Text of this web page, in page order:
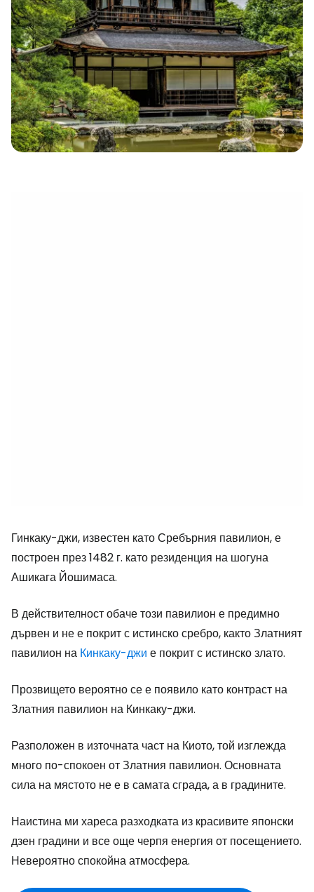
Гинкаку-джи, известен като Сребърния павилион, е
построен през 1482 г. като резиденция на шогуна
Ашикага Йошимаса.
В действителност обаче този павилион е предимно
дървен и не е покрит с истинско сребро, както Златният
павилион на Кинкаку-джи е покрит с истинско злато.
Прозвището вероятно се е появило като контраст на
Златния павилион на Кинкаку-джи.
Разположен в източната част на Киото, той изглежда
много по-спокоен от Златния павилион. Основната
сила на мястото не е в самата сграда, а в градините.
Наистина ми хареса разходката из красивите японски
дзен градини и все още черпя енергия от посещението.
Невероятно спокойна атмосфера.